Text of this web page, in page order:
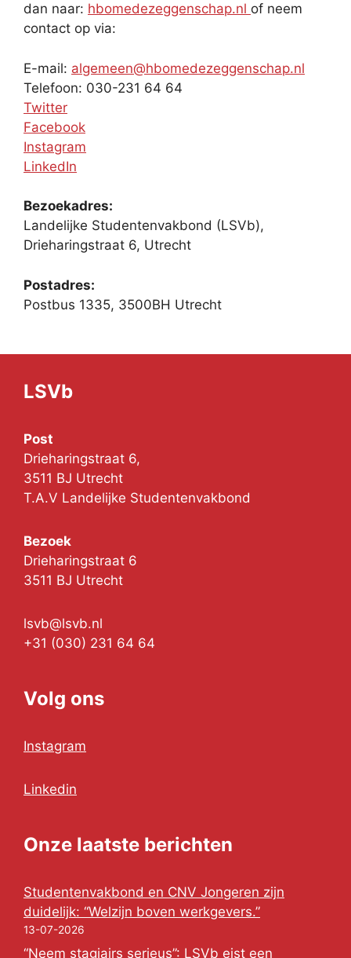
dan naar: hbomedezeggenschap.nl of neem
contact op via:
E-mail: algemeen@hbomedezeggenschap.nl
Telefoon: 030-231 64 64
Twitter
Facebook
Instagram
LinkedIn
Bezoekadres:
Landelijke Studentenvakbond (LSVb),
Drieharingstraat 6, Utrecht
Postadres:
Postbus 1335, 3500BH Utrecht
LSVb
Post
Drieharingstraat 6,
3511 BJ Utrecht
T.A.V Landelijke Studentenvakbond
Bezoek
Drieharingstraat 6
3511 BJ Utrecht
lsvb@lsvb.nl
+31 (030) 231 64 64
Volg ons
Instagram
Linkedin
Onze laatste berichten
Studentenvakbond en CNV Jongeren zijn
duidelijk: “Welzijn boven werkgevers.”
13-07-2026
“Neem stagiairs serieus”: LSVb eist een